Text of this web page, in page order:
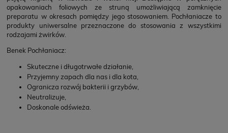
opakowaniach foliowych ze struną umożliwiającą zamknięcie
preparatu w okresach pomiędzy jego stosowaniem. Pochłaniacze to
produkty uniwersalne przeznaczone do stosowania z wszystkimi
rodzajami żwirków.
Benek Pochłaniacz:
Skuteczne i długotrwałe działanie,
Przyjemny zapach dla nas i dla kota,
Ogranicza rozwój bakterii i grzybów,
Neutralizuje,
Doskonale odświeża.